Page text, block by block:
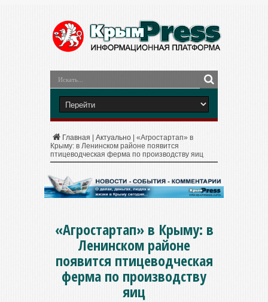
Главная Актуально
«Агростартап» в
Крыму: в Ленинском районе появится
птицеводческая ферма по производству яиц
«Агростартап» в Крыму: в
Ленинском районе
появится птицеводческая
ферма по производству
яиц